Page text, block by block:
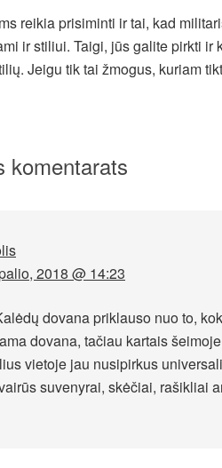
reikia prisiminti ir tai, kad
ir stiliui. Taigi, jūs galite pirkti
Jeigu tik tai žmogus, kuriam
komentarats
2018 @ 14:23
dovana priklauso nuo to,
dovana, tačiau kartais
vietoje jau nusipirkus
suvenyrai, skėčiai, rašikliai